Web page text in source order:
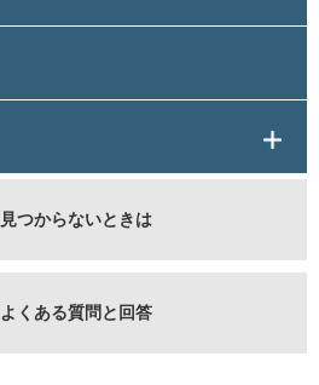
見つからないときは
よくある質問と回答